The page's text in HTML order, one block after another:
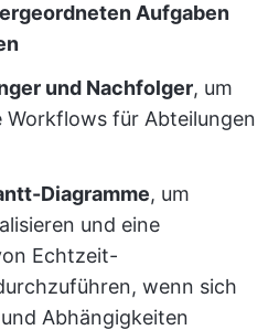
Aufgaben
und Nachfolger, um
Workflows für Abteilungen
Diagramme, um
und eine
Echtzeit-
wenn sich
Abhängigkeiten